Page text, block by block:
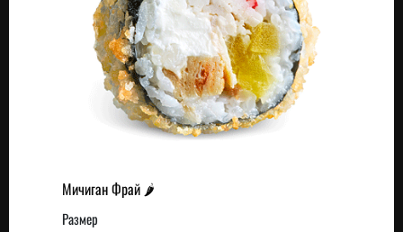
Мичиган Фрай 🌶
Размер